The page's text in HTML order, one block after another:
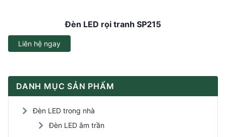
Đèn LED rọi tranh SP215
Liên hệ ngay
DANH MỤC SẢN PHẨM
Đèn LED trong nhà
Đèn LED âm trần